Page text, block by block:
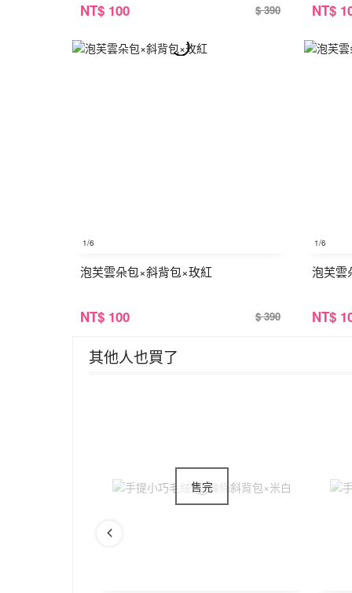
NT$ 100 $ 390 NT$
1/6
泡芙雲朵包×斜背包×玫紅
NT$ 100 $ 390
1/6
泡芙雲
NT$
其他人也買了